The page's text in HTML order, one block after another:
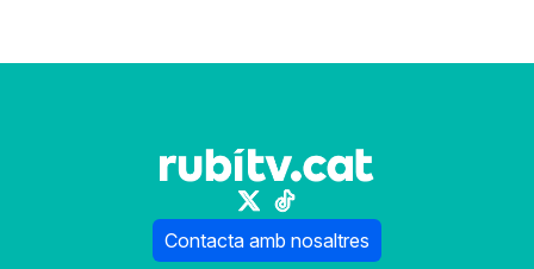
Contacta amb nosaltres